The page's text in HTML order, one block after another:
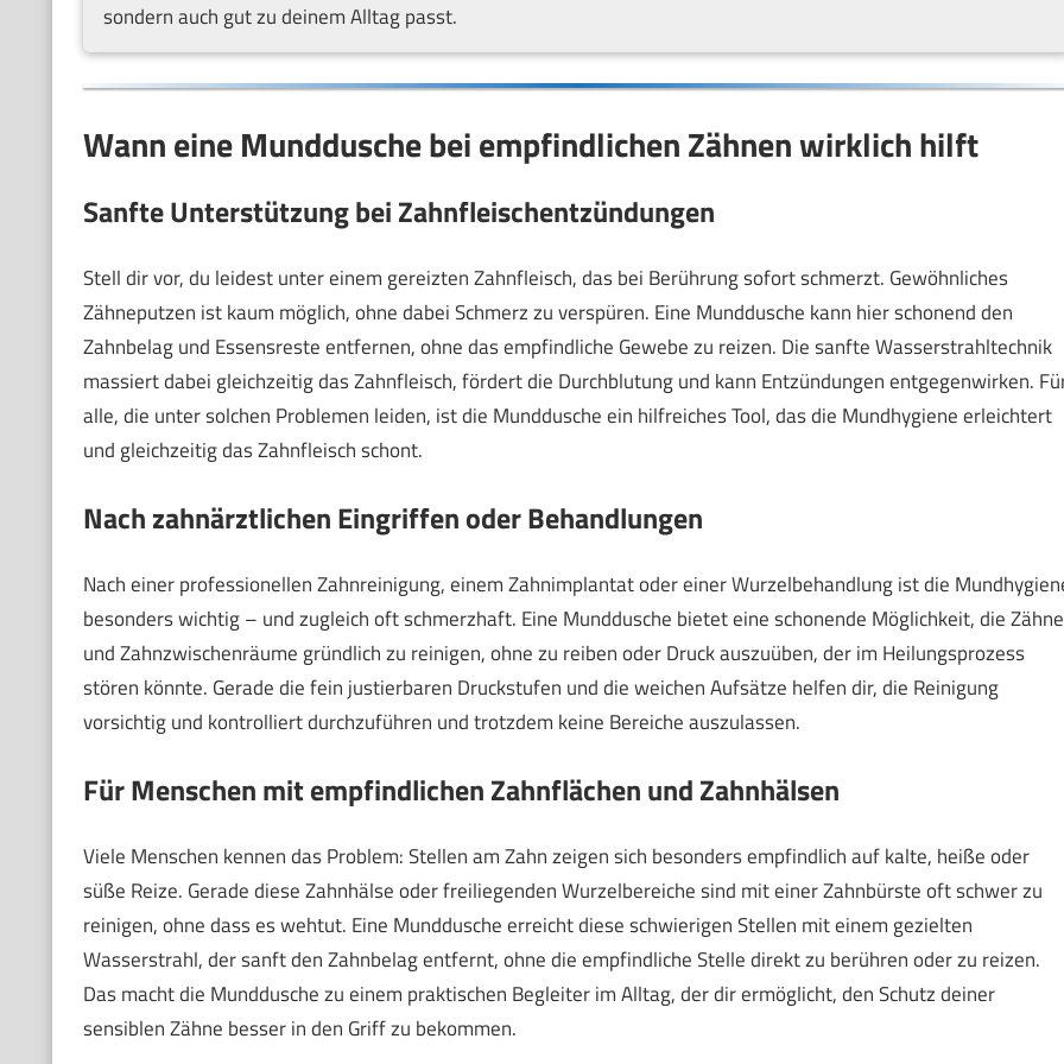
sondern auch gut zu deinem Alltag passt.
Wann eine Munddusche bei empfindlichen Zähnen wirklich hilft
Sanfte Unterstützung bei Zahnfleischentzündungen
Stell dir vor, du leidest unter einem gereizten Zahnfleisch, das bei Berührung sofort schmerzt. Gewöhnliches
Zähneputzen ist kaum möglich, ohne dabei Schmerz zu verspüren. Eine Munddusche kann hier schonend den
Zahnbelag und Essensreste entfernen, ohne das empfindliche Gewebe zu reizen. Die sanfte Wasserstrahltechnik
massiert dabei gleichzeitig das Zahnfleisch, fördert die Durchblutung und kann Entzündungen entgegenwirken.
alle, die unter solchen Problemen leiden, ist die Munddusche ein hilfreiches Tool, das die Mundhygiene erleichtert
und gleichzeitig das Zahnfleisch schont.
Nach zahnärztlichen Eingriffen oder Behandlungen
Nach einer professionellen Zahnreinigung, einem Zahnimplantat oder einer Wurzelbehandlung ist die
besonders wichtig – und zugleich oft schmerzhaft. Eine Munddusche bietet eine schonende Möglichkeit, die Zähne
und Zahnzwischenräume gründlich zu reinigen, ohne zu reiben oder Druck auszuüben, der im Heilungsprozess
stören könnte. Gerade die fein justierbaren Druckstufen und die weichen Aufsätze helfen dir, die Reinigung
vorsichtig und kontrolliert durchzuführen und trotzdem keine Bereiche auszulassen.
Für Menschen mit empfindlichen Zahnflächen und Zahnhälsen
Viele Menschen kennen das Problem: Stellen am Zahn zeigen sich besonders empfindlich auf kalte, heiße oder
süße Reize. Gerade diese Zahnhälse oder freiliegenden Wurzelbereiche sind mit einer Zahnbürste oft schwer zu
reinigen, ohne dass es wehtut. Eine Munddusche erreicht diese schwierigen Stellen mit einem gezielten
Wasserstrahl, der sanft den Zahnbelag entfernt, ohne die empfindliche Stelle direkt zu berühren oder zu reizen.
Das macht die Munddusche zu einem praktischen Begleiter im Alltag, der dir ermöglicht, den Schutz deiner
sensiblen Zähne besser in den Griff zu bekommen.